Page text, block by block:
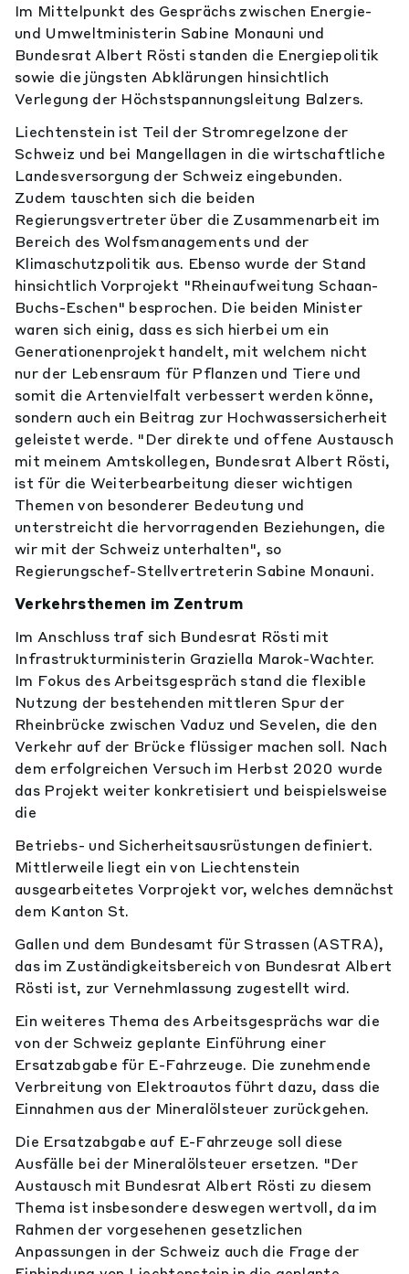
Im Mittelpunkt des Gesprächs zwischen Energie-
und Umweltministerin Sabine Monauni und
Bundesrat Albert Rösti standen die Energiepolitik
sowie die jüngsten Abklärungen hinsichtlich
Verlegung der Höchstspannungsleitung Balzers.
Liechtenstein ist Teil der Stromregelzone der
Schweiz und bei Mangellagen in die wirtschaftliche
Landesversorgung der Schweiz eingebunden.
Zudem tauschten sich die beiden
Regierungsvertreter über die Zusammenarbeit im
Bereich des Wolfsmanagements und der
Klimaschutzpolitik aus. Ebenso wurde der Stand
hinsichtlich Vorprojekt "Rheinaufweitung Schaan-
Buchs-Eschen" besprochen. Die beiden Minister
waren sich einig, dass es sich hierbei um ein
Generationenprojekt handelt, mit welchem nicht
nur der Lebensraum für Pflanzen und Tiere und
somit die Artenvielfalt verbessert werden könne,
sondern auch ein Beitrag zur Hochwassersicherheit
geleistet werde. "Der direkte und offene Austausch
mit meinem Amtskollegen, Bundesrat Albert Rösti,
ist für die Weiterbearbeitung dieser wichtigen
Themen von besonderer Bedeutung und
unterstreicht die hervorragenden Beziehungen, die
wir mit der Schweiz unterhalten", so
Regierungschef-Stellvertreterin Sabine Monauni.
Verkehrsthemen im Zentrum
Im Anschluss traf sich Bundesrat Rösti mit
Infrastrukturministerin Graziella Marok-Wachter.
Im Fokus des Arbeitsgespräch stand die flexible
Nutzung der bestehenden mittleren Spur der
Rheinbrücke zwischen Vaduz und Sevelen, die den
Verkehr auf der Brücke flüssiger machen soll. Nach
dem erfolgreichen Versuch im Herbst 2020 wurde
das Projekt weiter konkretisiert und beispielsweise
die
Betriebs- und Sicherheitsausrüstungen definiert.
Mittlerweile liegt ein von Liechtenstein
ausgearbeitetes Vorprojekt vor, welches demnächst
dem Kanton St.
Gallen und dem Bundesamt für Strassen (ASTRA),
das im Zuständigkeitsbereich von Bundesrat Albert
Rösti ist, zur Vernehmlassung zugestellt wird.
Ein weiteres Thema des Arbeitsgesprächs war die
von der Schweiz geplante Einführung einer
Ersatzabgabe für E-Fahrzeuge. Die zunehmende
Verbreitung von Elektroautos führt dazu, dass die
Einnahmen aus der Mineralölsteuer zurückgehen.
Die Ersatzabgabe auf E-Fahrzeuge soll diese
Ausfälle bei der Mineralölsteuer ersetzen. "Der
Austausch mit Bundesrat Albert Rösti zu diesem
Thema ist insbesondere deswegen wertvoll, da im
Rahmen der vorgesehenen gesetzlichen
Anpassungen in der Schweiz auch die Frage der